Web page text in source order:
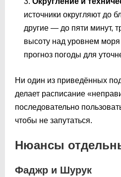
источники округляют до
другие — до пяти минут,
высоту над уровнем
прогноз погоды для
Ни один из приведённых
делает расписание
последовательно
чтобы не запутаться.
Нюансы
Фаджр и Шурук